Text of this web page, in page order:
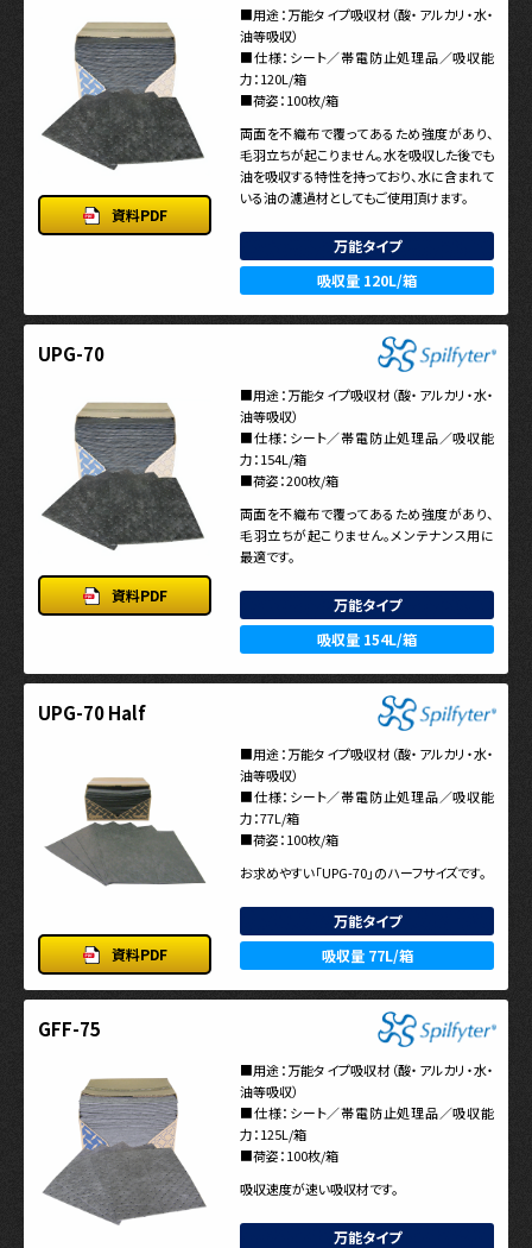
資料PDF
■用途：万能タイプ吸収材（酸・アルカリ・水・
油等吸収）
■仕様：シート／帯電防止処理品／吸収能
力：120L/箱
■荷姿：100枚/箱
両面を不織布で覆ってあるため強度があり、
毛羽立ちが起こりません。水を吸収した後でも
油を吸収する特性を持っており、水に含まれて
いる油の濾過材としてもご使用頂けます。
万能タイプ
吸収量 120L/箱
UPG-70
資料PDF
■用途：万能タイプ吸収材（酸・アルカリ・水・
油等吸収）
■仕様：シート／帯電防止処理品／吸収能
力：154L/箱
■荷姿：200枚/箱
両面を不織布で覆ってあるため強度があり、
毛羽立ちが起こりません。メンテナンス用に
最適です。
万能タイプ
吸収量 154L/箱
UPG-70 Half
資料PDF
■用途：万能タイプ吸収材（酸・アルカリ・水・
油等吸収）
■仕様：シート／帯電防止処理品／吸収能
力：77L/箱
■荷姿：100枚/箱
お求めやすい「UPG-70」のハーフサイズです。
万能タイプ
吸収量 77L/箱
GFF-75
■用途：万能タイプ吸収材（酸・アルカリ・水・
油等吸収）
■仕様：シート／帯電防止処理品／吸収能
力：125L/箱
■荷姿：100枚/箱
吸収速度が速い吸収材です。
万能タイプ